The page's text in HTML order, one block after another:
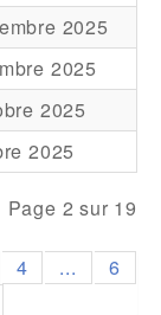
2025
2025
2025
2025
Page 2 sur 19
4 ...
6